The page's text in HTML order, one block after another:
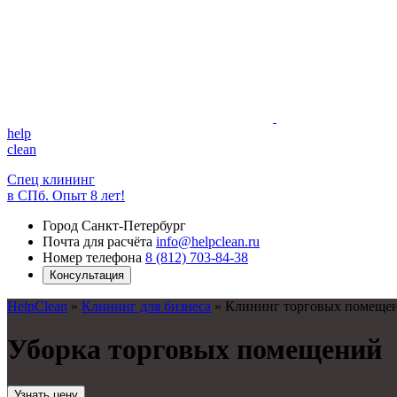
help
clean
Спец клининг
в СПб. Опыт 8 лет!
Город Санкт-Петербург
Почта для расчёта info@helpclean.ru
Номер телефона 8 (812) 703-84-38
Консультация
HelpClean » Клининг для бизнеса » Клининг торговых
Уборка торговых помещений